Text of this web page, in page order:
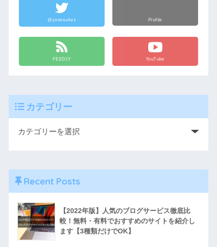
@yonesukez Profile
FEEDLY YouTube
カテゴリー
Recent Posts
【2022年版】人気のブログサービス徹底比
較！無料・有料でおすすめのサイトを紹介し
ます【3種類だけでOK】